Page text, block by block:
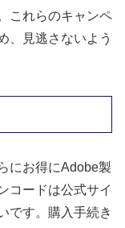
これらのキャンペ
、見逃さないよう
にお得にAdobe製
コードは公式サイ
です。購入手続き